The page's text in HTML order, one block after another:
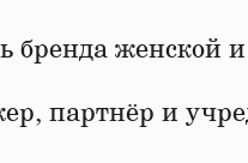
бренда
партнёр и